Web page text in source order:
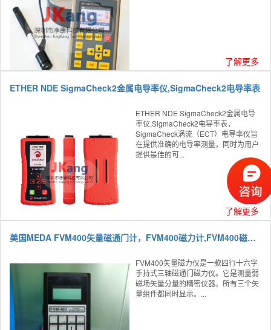
了解更多
ETHER NDE SigmaCheck2金属电导率仪,SigmaCheck2电导率表
ETHER NDE SigmaCheck2金属电导
率仪,SigmaCheck2电导率表，
SigmaCheck涡流（ECT）电导率仪旨
在提供准确的电导率测量，同时为用户
提供最佳的可...
了解更多
美国MEDA FVM400矢量磁通门计，FVM400磁力计,FVM400磁通门磁力计
FVM400矢量磁力仪是一款四行十六字
手持式三轴磁通门磁力仪。它是测量弱
磁场矢量分量的精密仪器。所有三个矢
量组件都同时显示。...